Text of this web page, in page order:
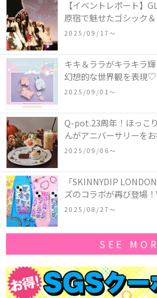
【イベントレポート】
原宿で魅せたゴシック
2025/09/17〜
キキ＆ララがキラキラ
幻想的な世界観を表現
ツインスターズ』50周
2025/09/01〜
Q-pot.23周年！ほっこ
んがアニバーサリーを
ーキアクセサリー」が
「かぼちゃのオバケー
2025/09/06〜
「SKINNYDIP
ズのコラボが再び登場
作コレクションを発売♪
2025/08/27〜
SEE